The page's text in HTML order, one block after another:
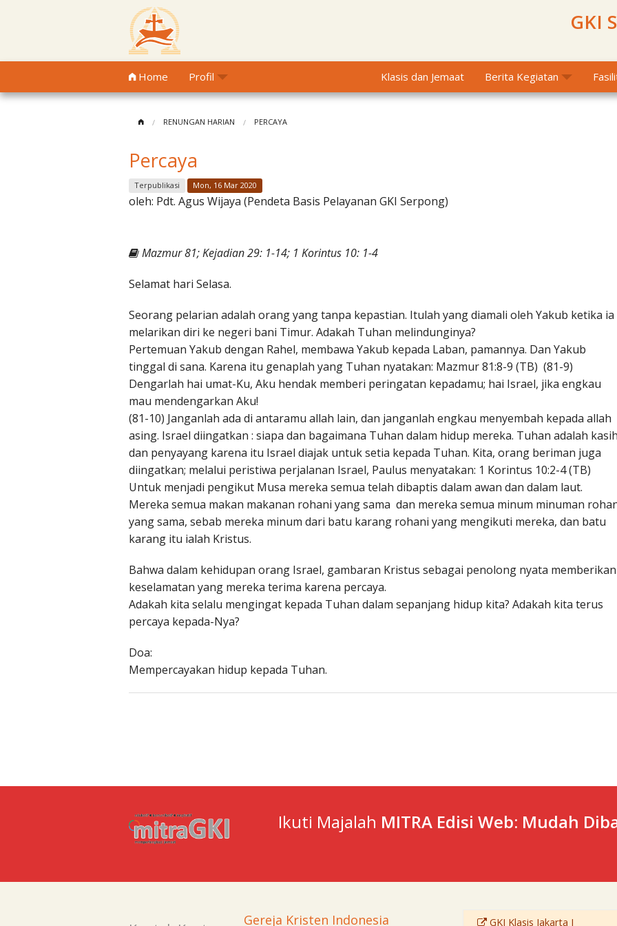
GKI
Home Profil Klasis dan Jemaat Berita Kegiatan
RENUNGAN HARIAN PERCAYA
Percaya
Terpublikasi Mon, 16 Mar 2020
oleh: Pdt. Agus Wijaya (Pendeta Basis Pelayanan GKI Serpong)
Mazmur 81; Kejadian 29: 1-14; 1 Korintus 10: 1-4
Selamat hari Selasa.
Seorang pelarian adalah orang yang tanpa kepastian. Itulah yang diamali oleh Yakub ketika ia
melarikan diri ke negeri bani Timur. Adakah Tuhan melindunginya?
Pertemuan Yakub dengan Rahel, membawa Yakub kepada Laban, pamannya. Dan Yakub
tinggal di sana. Karena itu genaplah yang Tuhan nyatakan: Mazmur 81:8-9 (TB) (81-9)
Dengarlah hai umat-Ku, Aku hendak memberi peringatan kepadamu; hai Israel, jika engkau
mau mendengarkan Aku!
(81-10) Janganlah ada di antaramu allah lain, dan janganlah engkau menyembah kepada allah
asing. Israel diingatkan : siapa dan bagaimana Tuhan dalam hidup mereka. Tuhan adalah kasih
dan penyayang karena itu Israel diajak untuk setia kepada Tuhan. Kita, orang beriman juga
diingatkan; melalui peristiwa perjalanan Israel, Paulus menyatakan: 1 Korintus 10:2-4 (TB)
Untuk menjadi pengikut Musa mereka semua telah dibaptis dalam awan dan dalam laut.
Mereka semua makan makanan rohani yang sama dan mereka semua minum minuman
yang sama, sebab mereka minum dari batu karang rohani yang mengikuti mereka, dan batu
karang itu ialah Kristus.
Bahwa dalam kehidupan orang Israel, gambaran Kristus sebagai penolong nyata memberikan
keselamatan yang mereka terima karena percaya.
Adakah kita selalu mengingat kepada Tuhan dalam sepanjang hidup kita? Adakah kita terus
percaya kepada-Nya?
Doa:
Mempercayakan hidup kepada Tuhan.
Ikuti Majalah MITRA Edisi Web: Mudah
Gereja Kristen Indonesia GKI Klasis Jakarta I